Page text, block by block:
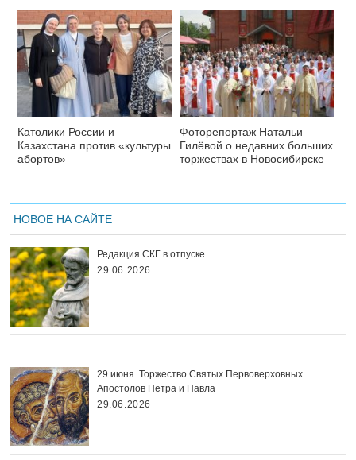
Католики России и
Казахстана против «культуры
абортов»
Фоторепортаж Натальи
Гилёвой о недавних больших
торжествах в Новосибирске
НОВОЕ НА САЙТЕ
Редакция СКГ в отпуске
29.06.2026
29 июня. Торжество Святых Первоверховных
Апостолов Петра и Павла
29.06.2026